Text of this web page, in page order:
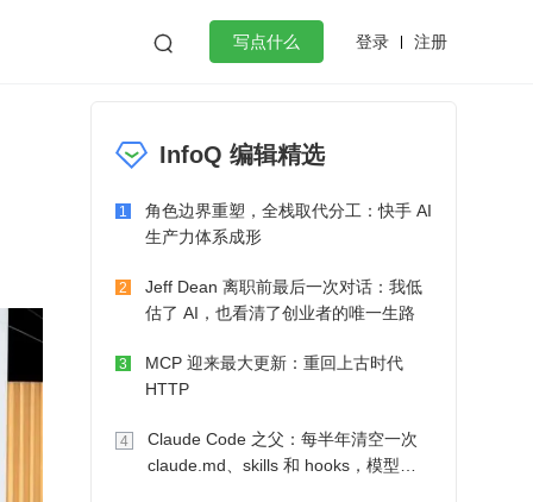
 写点什么 登录 注册
微服务架构 flutter
InfoQ 编辑精选
1
角色边界重塑，全栈取代分工：快手 AI
生产力体系成形
2
Jeff Dean 离职前最后一次对话：我低
估了 AI，也看清了创业者的唯一生路
3
MCP 迎来最大更新：重回上古时代
HTTP
4
Claude Code 之父：每半年清空一次
claude.md、skills 和 hooks，模型自